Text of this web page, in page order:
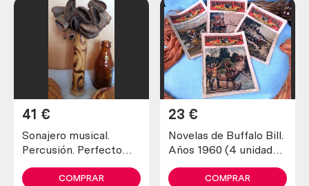
Sonajero musical.
Percusión. Perfecto
41 €
COMPRAR
Novelas de Buffalo Bill.
Años 1960 (4 unidades
23 €
COMPRAR